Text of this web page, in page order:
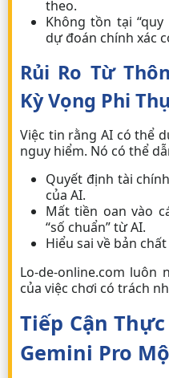
theo.
Không tồn tại “quy
dự đoán chính xác
Rủi Ro Từ
Kỳ Vọng Phi
Việc tin rằng AI có thể
nguy hiểm. Nó có thể
Quyết định tài
của AI.
Mất tiền oan vào
“số chuẩn” từ AI.
Hiểu sai về bản
Lo-de-online.com luôn
của việc chơi có trách
Tiếp Cận
Gemini Pro